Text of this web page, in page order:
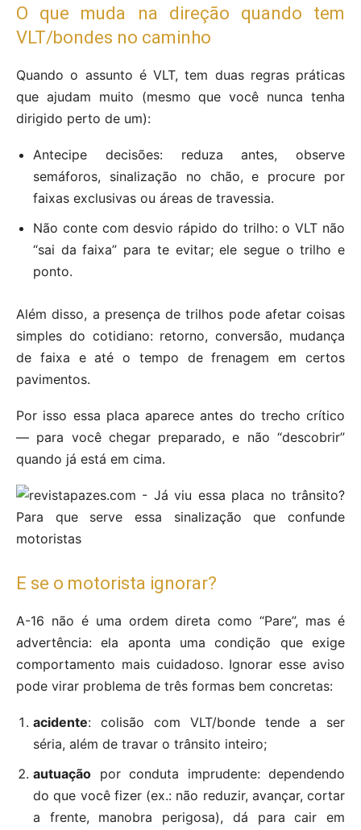
O que muda na direção quando tem
VLT/bondes no caminho
Quando o assunto é VLT, tem duas regras práticas
que ajudam muito (mesmo que você nunca tenha
dirigido perto de um):
Antecipe decisões: reduza antes, observe
semáforos, sinalização no chão, e procure por
faixas exclusivas ou áreas de travessia.
Não conte com desvio rápido do trilho: o VLT não
“sai da faixa” para te evitar; ele segue o trilho e
ponto.
Além disso, a presença de trilhos pode afetar coisas
simples do cotidiano: retorno, conversão, mudança
de faixa e até o tempo de frenagem em certos
pavimentos.
Por isso essa placa aparece antes do trecho crítico
— para você chegar preparado, e não “descobrir”
quando já está em cima.
E se o motorista ignorar?
A-16 não é uma ordem direta como “Pare”, mas é
advertência: ela aponta uma condição que exige
comportamento mais cuidadoso. Ignorar esse aviso
pode virar problema de três formas bem concretas:
acidente: colisão com VLT/bonde tende a ser
séria, além de travar o trânsito inteiro;
autuação por conduta imprudente: dependendo
do que você fizer (ex.: não reduzir, avançar, cortar
a frente, manobra perigosa), dá para cair em